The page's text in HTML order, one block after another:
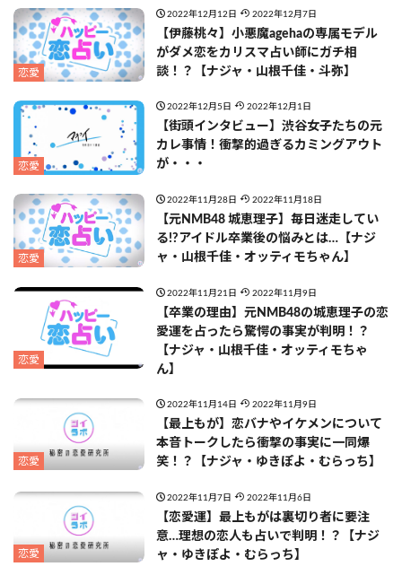
恋愛
2022年12月12日 2022年12月7日
【伊藤桃々】小悪魔agehaの専属モデル
がダメ恋をカリスマ占い師にガチ相
談！？【ナジャ・山根千佳・斗弥】
恋愛
2022年12月5日 2022年12月1日
【街頭インタビュー】渋谷女子たちの元
カレ事情！衝撃的過ぎるカミングアウト
が・・・
恋愛
2022年11月28日 2022年11月18日
【元NMB48 城恵理子】毎日迷走してい
る!?アイドル卒業後の悩みとは…【ナジ
ャ・山根千佳・オッティモちゃん】
恋愛
2022年11月21日 2022年11月9日
【卒業の理由】元NMB48の城恵理子の恋
愛運を占ったら驚愕の事実が判明！？
【ナジャ・山根千佳・オッティモちゃ
ん】
恋愛
2022年11月14日 2022年11月9日
【最上もが】恋バナやイケメンについて
本音トークしたら衝撃の事実に一同爆
笑！？【ナジャ・ゆきぽよ・むらっち】
恋愛
2022年11月7日 2022年11月6日
【恋愛運】最上もがは裏切り者に要注
意…理想の恋人も占いで判明！？【ナジ
ャ・ゆきぽよ・むらっち】